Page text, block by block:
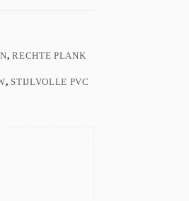
,RECHTE PLANK
, STIJLVOLLE PVC